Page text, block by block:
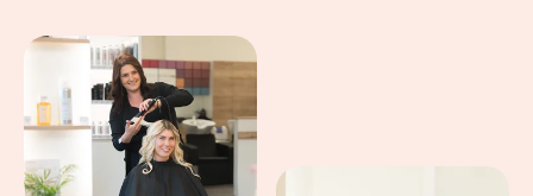
In einer Bildergalerie sind verschiedene